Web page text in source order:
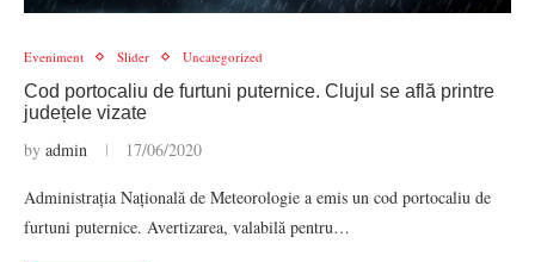
Eveniment Slider Uncategorized
Cod portocaliu de furtuni puternice. Clujul se află printre
județele vizate
by admin 17/06/2020
Administrația Națională de Meteorologie a emis un cod portocaliu de
furtuni puternice. Avertizarea, valabilă pentru…